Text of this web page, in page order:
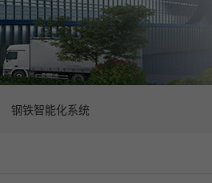
钢铁智能化系统